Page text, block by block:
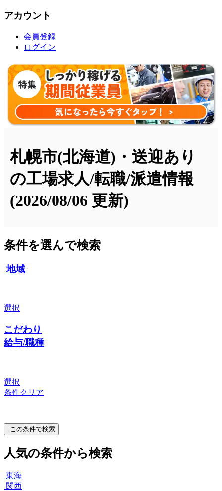
アカウント
会員登録
ログイン
札幌市(北海道)・送迎あり
の工場求人/転職/派遣情報
(2026/08/06 更新)
条件を選んで検索
地域
選択
こだわり
給与/職種
選択
条件クリア
この条件で検索
人気の条件から検索
東海
関西